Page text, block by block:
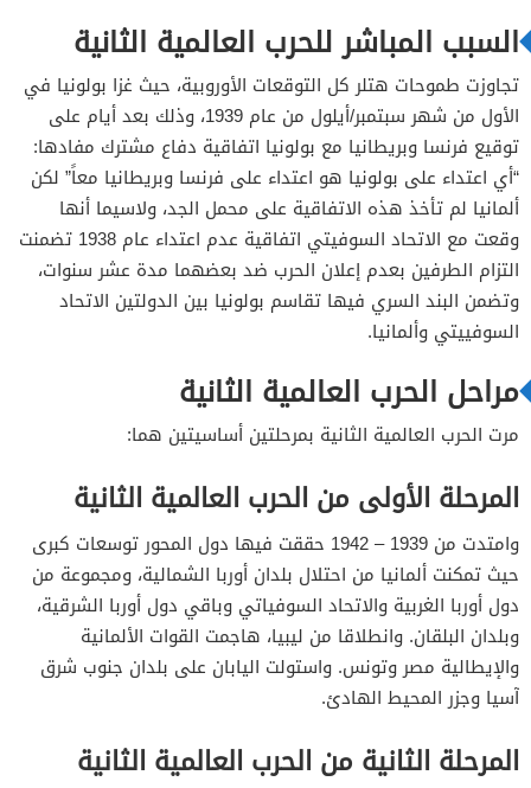
السبب المباشر للحرب العالمية الثانية
تجاوزت طموحات هتلر كل التوقعات الأوروبية، حيث غزا بولونيا في
الأول من شهر سبتمبر/أيلول من عام 1939، وذلك بعد أيام على
توقيع فرنسا وبريطانيا مع بولونيا اتفاقية دفاع مشترك مفادها:
“أي اعتداء على بولونيا هو اعتداء على فرنسا وبريطانيا معاً” لكن
ألمانيا لم تأخذ هذه الاتفاقية على محمل الجد، ولاسيما أنها
وقعت مع الاتحاد السوفيتي اتفاقية عدم اعتداء عام 1938 تضمنت
التزام الطرفين بعدم إعلان الحرب ضد بعضهما مدة عشر سنوات،
وتضمن البند السري فيها تقاسم بولونيا بين الدولتين الاتحاد
السوفييتي وألمانيا.
مراحل الحرب العالمية الثانية
مرت الحرب العالمية الثانية بمرحلتين أساسيتين هما:
المرحلة الأولى من الحرب العالمية الثانية
وامتدت من 1939 – 1942 حققت فيها دول المحور توسعات كبرى
حيث تمكنت ألمانيا من احتلال بلدان أوربا الشمالية، ومجموعة من
دول أوربا الغربية والاتحاد السوفياتي وباقي دول أوربا الشرقية،
وبلدان البلقان. وانطلاقا من ليبيا، هاجمت القوات الألمانية
والإيطالية مصر وتونس. واستولت اليابان على بلدان جنوب شرق
آسيا وجزر المحيط الهادئ.
المرحلة الثانية من الحرب العالمية الثانية